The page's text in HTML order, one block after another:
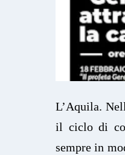
L’Aquila.
il ciclo di
sempre in